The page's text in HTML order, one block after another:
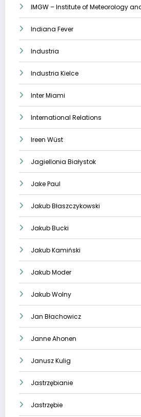
IMGW – Institute of Meteorology
Indiana Fever
Industria
Industria Kielce
Inter Miami
International Relations
Ireen Wüst
Jagiellonia Białystok
Jake Paul
Jakub Błaszczykowski
Jakub Bucki
Jakub Kamiński
Jakub Moder
Jakub Wolny
Jan Błachowicz
Janne Ahonen
Janusz Kulig
Jastrzębianie
Jastrzębie